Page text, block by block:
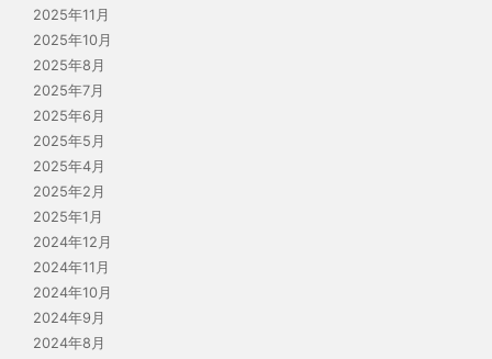
2025年11月
2025年10月
2025年8月
2025年7月
2025年6月
2025年5月
2025年4月
2025年2月
2025年1月
2024年12月
2024年11月
2024年10月
2024年9月
2024年8月